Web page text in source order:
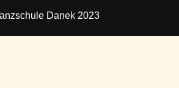
Danek 2023